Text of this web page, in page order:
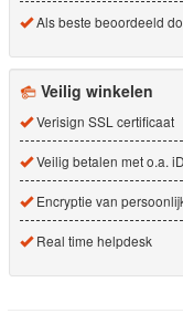
Als beste beoordeeld
Veilig winkelen
Verisign SSL certificaat
Veilig betalen met o.a.
Encryptie van
Real time helpdesk